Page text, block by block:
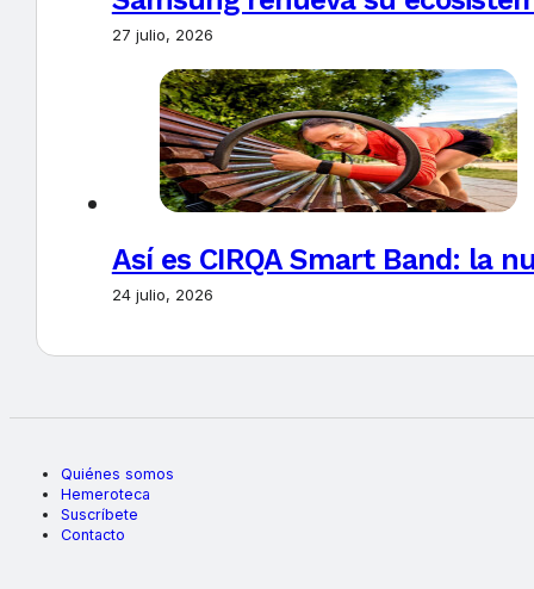
27 julio, 2026
Así es CIRQA Smart Band: la
24 julio, 2026
Quiénes somos
Hemeroteca
Suscríbete
Contacto